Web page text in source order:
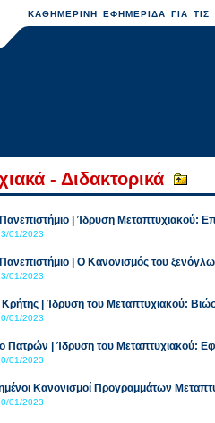
ΚΑΘΗΜΕΡΙΝΗ ΕΦΗΜΕΡΙΔΑ ΓΙΑ ΤΙΣ
- Διδακτορικά
| Ίδρυση Μεταπτυχιακού:
01/2023
| Ο Κανονισμός του
01/2023
Κρήτης | Ίδρυση του Μεταπτυχιακού:
01/2023
Πατρών | Ίδρυση του Μεταπτυχιακού:
01/2023
Κανονισμοί Προγραμμάτων
01/2023